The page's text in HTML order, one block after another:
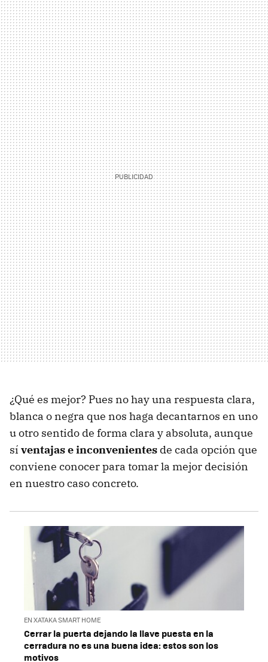
¿Qué es mejor? Pues no hay una respuesta clara,
blanca o negra que nos haga decantarnos en uno
u otro sentido de forma clara y absoluta, aunque
sí ventajas e inconvenientes de cada opción que
conviene conocer para tomar la mejor decisión
en nuestro caso concreto.
EN XATAKA SMART HOME
Cerrar la puerta dejando la llave puesta en la
cerradura no es una buena idea: estos son los
motivos